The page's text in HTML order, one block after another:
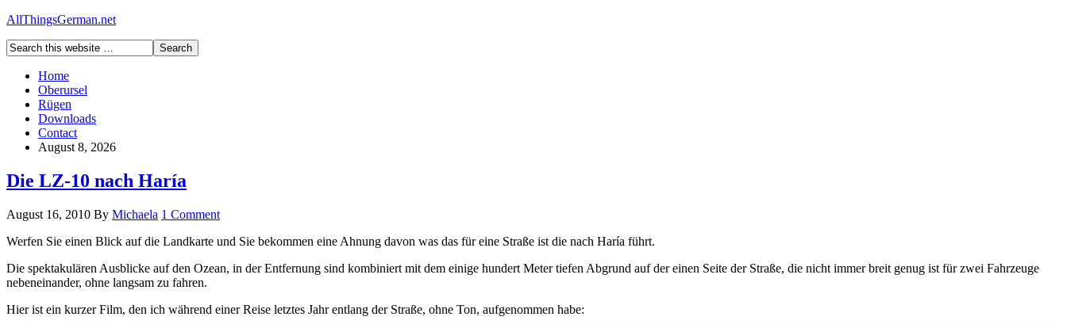
AllThingsGerman.net
Home
Oberursel
Rügen
Downloads
Contact
August 8, 2026
Die LZ-10 nach Haría
August 16, 2010 By Michaela 1 Comment
Werfen Sie einen Blick auf die Landkarte und Sie bekommen eine Ahnung davon was das für eine Straße ist die nach Haría führt.
Die spektakulären Ausblicke auf den Ozean, in der Entfernung sind kombiniert mit dem einige hundert Meter tiefen Abgrund auf der einen Seite der Straße, die nicht immer breit genug ist für zwei Fahrzeuge
nebeneinander, ohne langsam zu fahren.
Hier ist ein kurzer Film, den ich während einer Reise letztes Jahr entlang der Straße, ohne Ton, aufgenommen habe: